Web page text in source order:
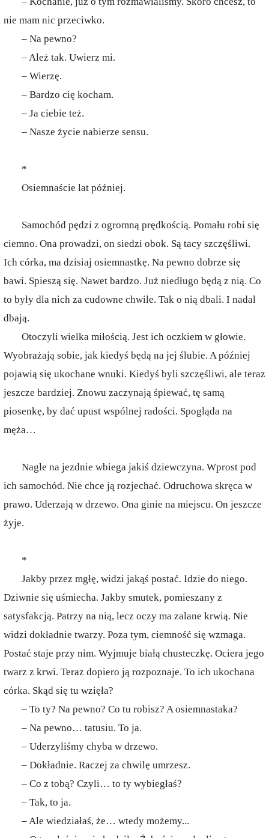
nie mam nic przeciwko.
– Na pewno?
– Ależ tak. Uwierz mi.
– Wierzę.
– Bardzo cię kocham.
– Ja ciebie też.
– Nasze życie nabierze sensu.
*
Osiemnaście lat później.
Samochód pędzi z ogromną prędkością. Pomału robi się
ciemno. Ona prowadzi, on siedzi obok. Są tacy szczęśliwi.
Ich córka, ma dzisiaj osiemnastkę. Na pewno dobrze się
bawi. Spieszą się. Nawet bardzo. Już niedługo będą z nią. Co
to były dla nich za cudowne chwile. Tak o nią dbali. I nadal
dbają.
Otoczyli wielka miłością. Jest ich oczkiem w głowie.
Wyobrażają sobie, jak kiedyś będą na jej ślubie. A później
pojawią się ukochane wnuki. Kiedyś byli szczęśliwi, ale teraz
jeszcze bardziej. Znowu zaczynają śpiewać, tę samą
piosenkę, by dać upust wspólnej radości. Spogląda na
męża…
Nagle na jezdnie wbiega jakiś dziewczyna. Wprost pod
ich samochód. Nie chce ją rozjechać. Odruchowa skręca w
prawo. Uderzają w drzewo. Ona ginie na miejscu. On jeszcze
żyje.
*
Jakby przez mgłę, widzi jakąś postać. Idzie do niego.
Dziwnie się uśmiecha. Jakby smutek, pomieszany z
satysfakcją. Patrzy na nią, lecz oczy ma zalane krwią. Nie
widzi dokładnie twarzy. Poza tym, ciemność się wzmaga.
Postać staje przy nim. Wyjmuje białą chusteczkę. Ociera jego
twarz z krwi. Teraz dopiero ją rozpoznaje. To ich ukochana
córka. Skąd się tu wzięła?
– To ty? Na pewno? Co tu robisz? A osiemnastaka?
– Na pewno… tatusiu. To ja.
– Uderzyliśmy chyba w drzewo.
– Dokładnie. Raczej za chwilę umrzesz.
– Co z tobą? Czyli… to ty wybiegłaś?
– Tak, to ja.
– Ale wiedziałaś, że… wtedy możemy...